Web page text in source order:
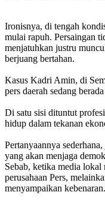
‎Ironisnya, di tengah
mulai rapuh. Persaingan
menjatuhkan justru
berjuang bertahan.
‎Kasus Kadri Amin, di
pers daerah sedang
‎Di satu sisi dituntut
hidup dalam tekanan
‎Pertanyaannya
yang akan menjaga
‎Sebab, ketika media
perusahaan Pers,
menyampaikan kebenaran.